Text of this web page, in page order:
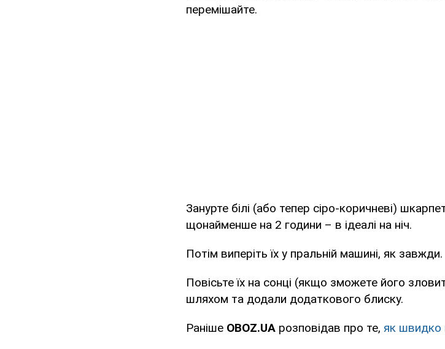
перемішайте.
Занурте білі (або тепер сіро-коричневі)
щонайменше на 2 години – в ідеалі на ніч.
Потім виперіть їх у пральній машині, як завжди.
Повісьте їх на сонці (якщо зможете його
шляхом та додали додаткового блиску.
Раніше OBOZ.UA розповідав про те, як швидко